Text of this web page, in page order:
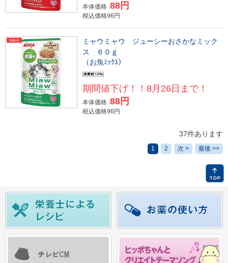
本体価格 :88円
税込価格96円
ミャウミャウ ジューシーおさかなミック
ス ６０ｇ
（お魚ﾐｯｸｽ）
期間値下げ！！8月26日まで！
本体価格 :88円
税込価格96円
37件あります
1 2 次 > 最後 >>